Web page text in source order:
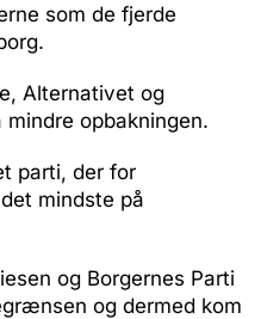
som de fjerde
Alternativet og
opbakningen.
parti, der for
mindste på
og Borgernes Parti
og dermed kom